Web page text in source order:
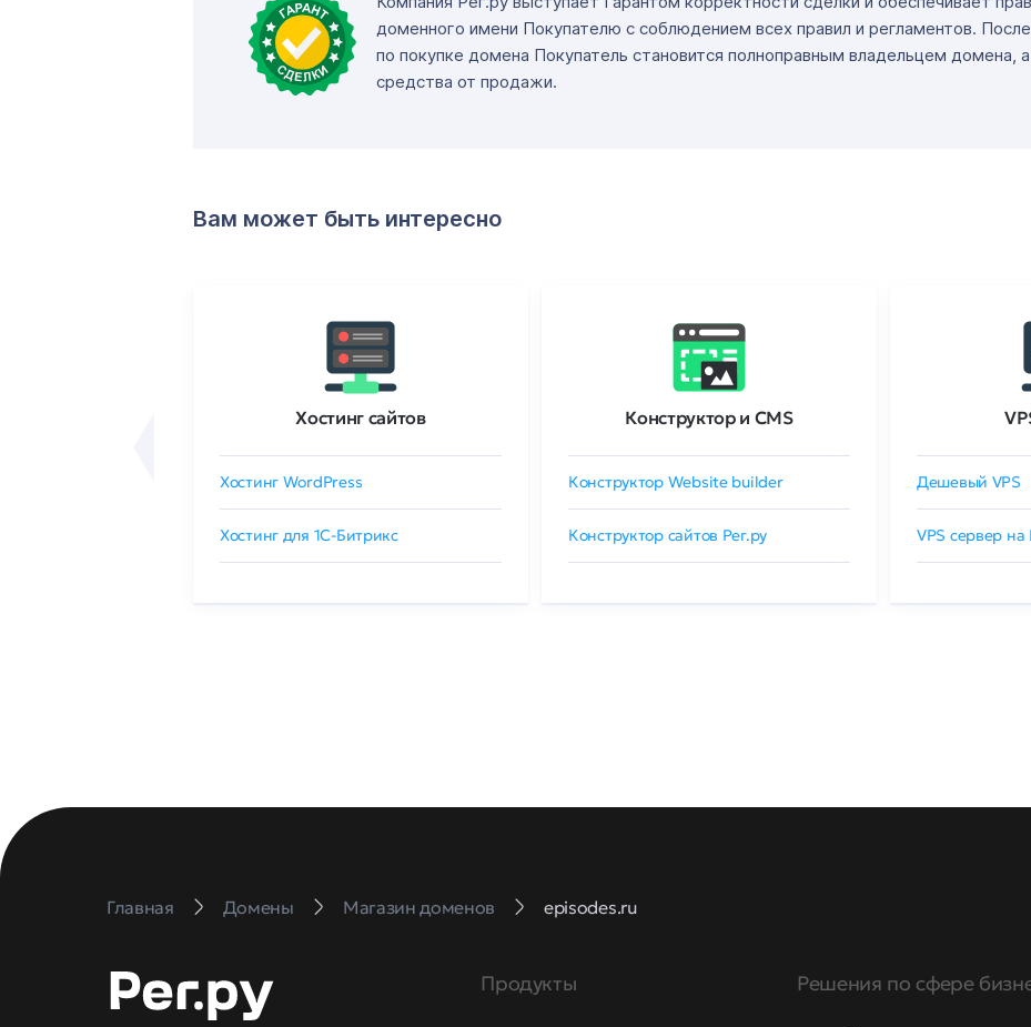
доменного имени Покупателю с соблюдением всех правил и регламентов.
по покупке домена Покупатель становится полноправным владельцем домена,
средства от продажи.
Вам может быть интересно
Хостинг сайтов
Хостинг WordPress
Хостинг для 1C-Битрикс
Конструктор и CMS
Конструктор Website builder
Конструктор сайтов Рег.ру
Дешевый VPS
VPS сервер на
Главная Домены Магазин доменов episodes.ru
Продукты Решения по сфере